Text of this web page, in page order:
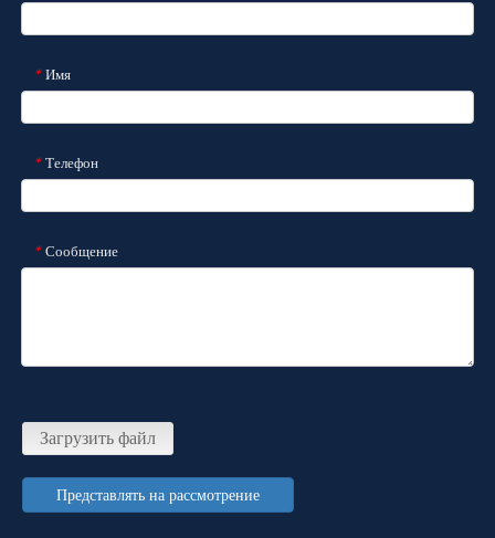
* Имя
* Телефон
* Сообщение
Загрузить файл
Представлять на рассмотрение